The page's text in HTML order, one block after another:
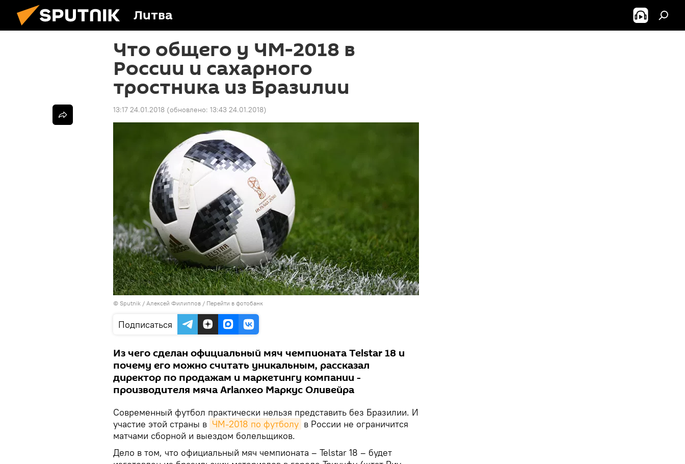
Литва
Что общего у ЧМ-2018 в
России и сахарного
тростника из Бразилии
13:17 24.01.2018 (обновлено: 13:43 24.01.2018)
© Sputnik / Алексей Филиппов / Перейти в фотобанк
Подписаться
Из чего сделан официальный мяч чемпионата Telstar 18 и
почему его можно считать уникальным, рассказал
директор по продажам и маркетингу компании -
производителя мяча Arlanxeo Маркус Оливейра
Современный футбол практически нельзя представить без Бразилии. И
участие этой страны в ЧМ-2018 по футболу в России не ограничится
матчами сборной и выездом болельщиков.
Дело в том, что официальный мяч чемпионата – Telstar 18 – будет